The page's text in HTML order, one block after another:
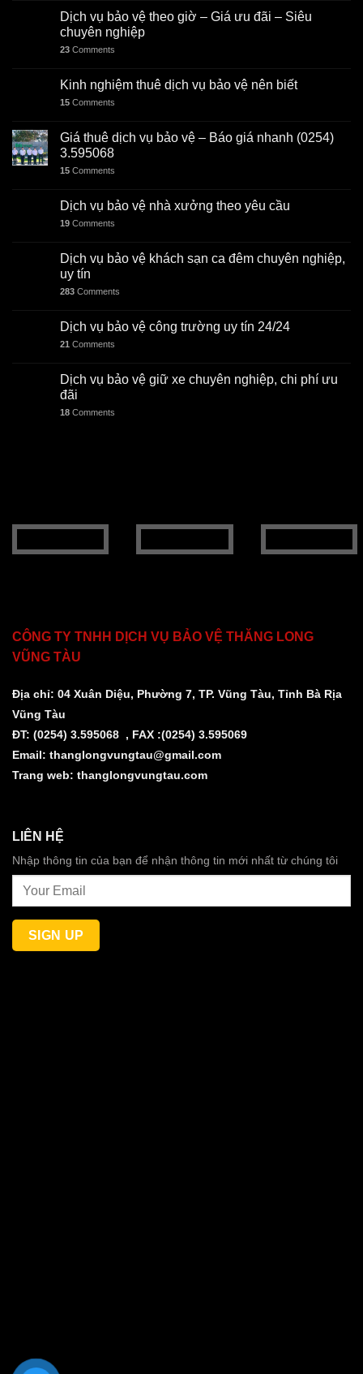
Dịch vụ bảo vệ theo giờ – Giá ưu đãi – Siêu
chuyên nghiệp
23 Comments
Kinh nghiệm thuê dịch vụ bảo vệ nên biết
15 Comments
Giá thuê dịch vụ bảo vệ – Báo giá nhanh (0254)
3.595068
15 Comments
Dịch vụ bảo vệ nhà xưởng theo yêu cầu
19 Comments
Dịch vụ bảo vệ khách sạn ca đêm chuyên nghiệp,
uy tín
283 Comments
Dịch vụ bảo vệ công trường uy tín 24/24
21 Comments
Dịch vụ bảo vệ giữ xe chuyên nghiệp, chi phí ưu
đãi
18 Comments
CÔNG TY TNHH DỊCH VỤ BẢO VỆ THĂNG LONG
VŨNG TÀU
Địa chỉ: 04 Xuân Diệu, Phường 7, TP. Vũng Tàu, Tỉnh Bà Rịa
Vũng Tàu
ĐT: (0254) 3.595068 , FAX :(0254) 3.595069
Email: thanglongvungtau@gmail.com
Trang web: thanglongvungtau.com
LIÊN HỆ
Nhập thông tin của bạn để nhận thông tin mới nhất từ chúng tôi